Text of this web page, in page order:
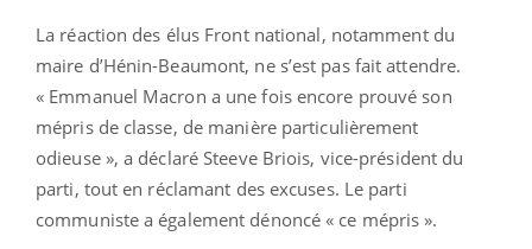
La réaction des élus Front national, notamment du
maire d’Hénin-Beaumont, ne s’est pas fait attendre.
« Emmanuel Macron a une fois encore prouvé son
mépris de classe, de manière particulièrement
odieuse », a déclaré Steeve Briois, vice-président du
parti, tout en réclamant des excuses. Le parti
communiste a également dénoncé « ce mépris ».